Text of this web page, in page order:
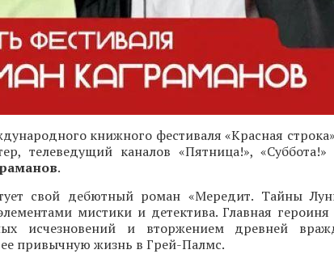
книжного фестиваля «Красная
телеведущий каналов «Пятница!»,
.
свой дебютный роман «Мередит. Тайны
мистики и детектива. Главная героиня
исчезновений и вторжением древней
привычную жизнь в Грей-Палмс.